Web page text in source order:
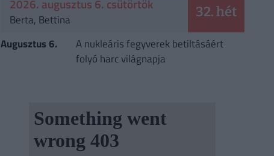
2026. augusztus 6. csütörtök
Berta, Bettina 32. hét
Augusztus 6.
A nukleáris fegyverek betiltásáért
folyó harc világnapja